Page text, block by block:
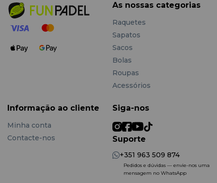
As nossas categorias
Raquetes
Sapatos
Sacos
Bolas
Roupas
Acessórios
Informação ao cliente
Minha conta
Contacte-nos
Siga-nos
Suporte
+351 963 509 874
Pedidos e dúvidas — envie-nos uma
mensagem no WhatsApp